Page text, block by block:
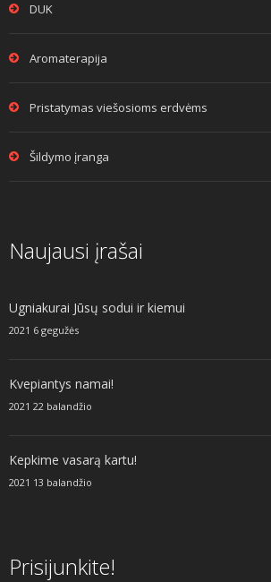
DUK
Aromaterapija
Pristatymas viešosioms erdvėms
Šildymo įranga
Naujausi įrašai
Ugniakurai Jūsų sodui ir kiemui
2021 6 gegužės
Kvepiantys namai!
2021 22 balandžio
Kepkime vasarą kartu!
2021 13 balandžio
Prisijunkite!